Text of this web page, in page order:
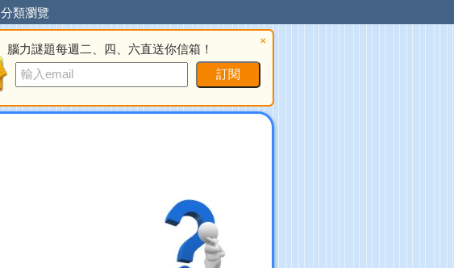
分類瀏覽
×
腦力謎題每週二、四、六直送你信箱！
訂閱